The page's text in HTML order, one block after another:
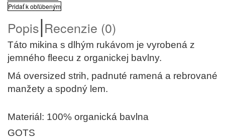
Pridať k obľúbeným
Popis|Recenzie (0)
Táto mikina s dlhým rukávom je vyrobená z
jemného fleecu z organickej bavlny.
Má oversized strih, padnuté ramená a rebrované
manžety a spodný lem.
Materiál: 100% organická bavlna
GOTS